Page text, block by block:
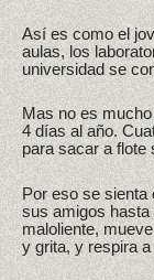
Así es como el
aulas, los
universidad se
Mas no es
4 días al año.
para sacar a flote
Por eso se
sus amigos hasta
maloliente,
y grita, y respira